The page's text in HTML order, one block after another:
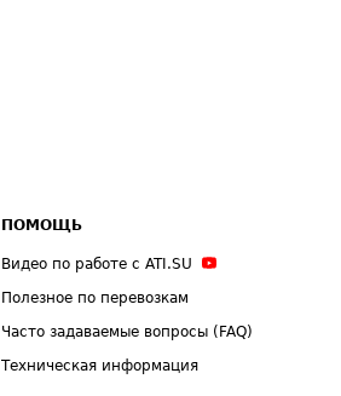
ПОМОЩЬ
Видео по работе с ATI.SU
Полезное по перевозкам
Часто задаваемые вопросы (FAQ)
Техническая информация